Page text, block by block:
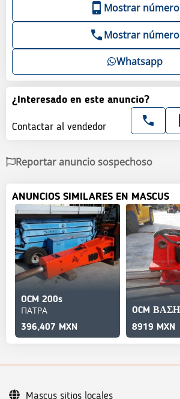
Mostrar número
Mostrar número
Whatsapp
¿Interesado en este anuncio?
Contactar al vendedor
Reportar anuncio sospechoso
ANUNCIOS SIMILARES EN MASCUS
OCM 200s
ΠΑΤΡΑ
396,407 MXN
8919 MXN
Mascus sitios locales